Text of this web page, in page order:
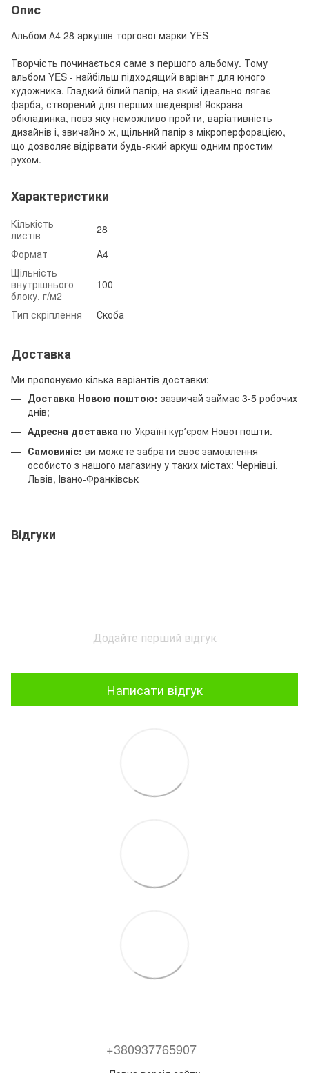
Опис
Альбом А4 28 аркушів торгової марки YES
Творчість починається саме з першого альбому. Тому
альбом YES - найбільш підходящий варіант для юного
художника. Гладкий білий папір, на який ідеально лягає
фарба, створений для перших шедеврів! Яскрава
обкладинка, повз яку неможливо пройти, варіативність
дизайнів і, звичайно ж, щільний папір з мікроперфорацією,
що дозволяє відірвати будь-який аркуш одним простим
рухом.
Характеристики
Кількість
листів
28
Формат
А4
Щільність
внутрішнього
блоку, г/м2
100
Тип скріплення Скоба
Доставка
Ми пропонуємо кілька варіантів доставки:
Доставка Новою поштою: зазвичай займає 3-5 робочих
днів;
Адресна доставка по Україні курʼєром Нової пошти.
Самовиніс: ви можете забрати своє замовлення
особисто з нашого магазину у таких містах: Чернівці,
Львів, Івано-Франківськ
Відгуки
Додайте перший відгук
Написати відгук
+380937765907